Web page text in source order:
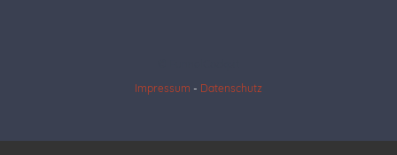
Impressum - Datenschutz